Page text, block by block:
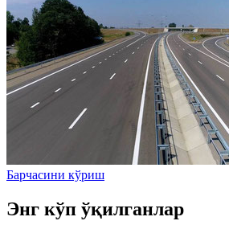
Барчасини кўриш
Энг кўп ўқилганлар